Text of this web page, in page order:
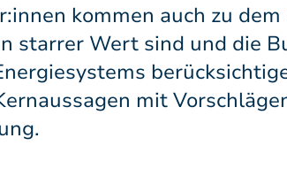
kommen auch zu
starrer Wert sind und die
mit